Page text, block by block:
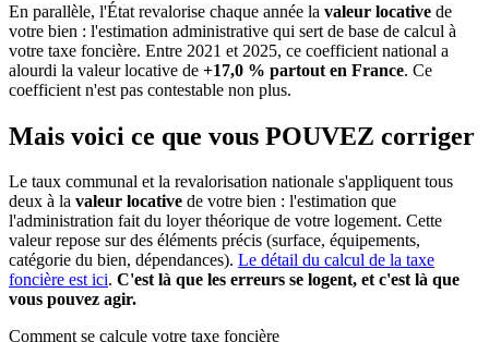
En parallèle, l'État revalorise chaque année la valeur locative de
votre bien : l'estimation administrative qui sert de base de calcul à
votre taxe foncière. Entre 2021 et 2025, ce coefficient national a
alourdi la valeur locative de +17,0 % partout en France. Ce
coefficient n'est pas contestable non plus.
Mais voici ce que vous POUVEZ corriger
Le taux communal et la revalorisation nationale s'appliquent tous
deux à la valeur locative de votre bien : l'estimation que
l'administration fait du loyer théorique de votre logement. Cette
valeur repose sur des éléments précis (surface, équipements,
catégorie du bien, dépendances). Le détail du calcul de la taxe
foncière est ici. C'est là que les erreurs se logent, et c'est là que
vous pouvez agir.
Comment se calcule votre taxe foncière